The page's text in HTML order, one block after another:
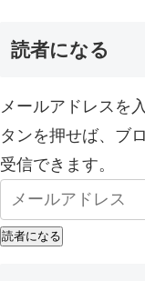
読者になる
メールアドレスを
タンを押せば、ブ
受信できます。
読者になる